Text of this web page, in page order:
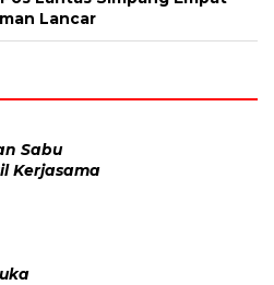
Lancar
Sabu
Kerjasama